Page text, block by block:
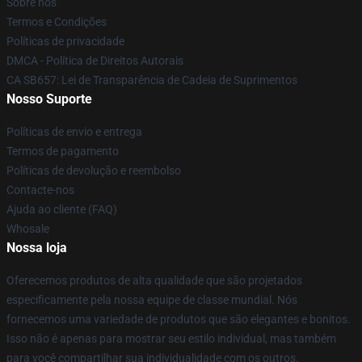
Termos e Condições
Políticas de privacidade
DMCA - Política de Direitos Autorais
CA SB657: Lei de Transparência de Cadeia de Suprimentos
Nosso Suporte
Políticas de envio e entrega
Termos de pagamento
Políticas de devolução e reembolso
Contacte-nos
Ajuda ao cliente (FAQ)
Whosale
Nossa loja
Oferecemos produtos de alta qualidade que são projetados
especificamente pela nossa equipe de classe mundial. Nós
fornecemos uma variedade de produtos que são elegantes e bonitos.
Isso não é apenas para mostrar seu estilo individual, mas também
para você compartilhar sua individualidade com os outros.